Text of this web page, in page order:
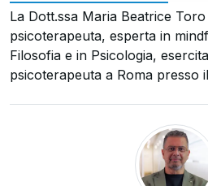
La Dott.ssa Maria Beatrice
psicoterapeuta, esperta in
Filosofia e in Psicologia,
psicoterapeuta a Roma presso